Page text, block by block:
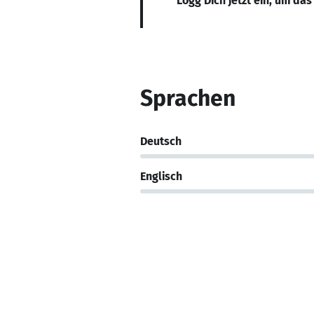
Sprachen
Deutsch
Englisch